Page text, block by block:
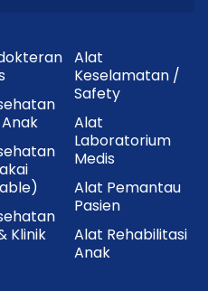
Klinik
Alat
Keselamatan /
Safety
Alat
Laboratorium
Medis
Alat Pemantau
Pasien
Alat Rehabilitasi
Anak